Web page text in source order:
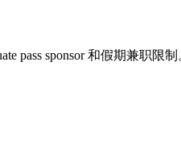
pass sponsor 和假期兼